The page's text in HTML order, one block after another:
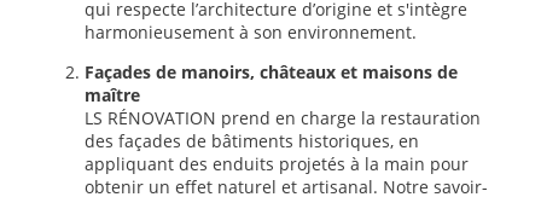
qui respecte l’architecture d’origine et s'intègre
harmonieusement à son environnement.
Façades de manoirs, châteaux et maisons de
maître
LS RÉNOVATION prend en charge la restauration
des façades de bâtiments historiques, en
appliquant des enduits projetés à la main pour
obtenir un effet naturel et artisanal. Notre savoir-